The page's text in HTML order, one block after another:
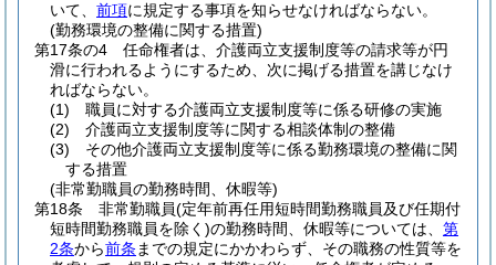
いて、 前項に規定する事項を知らせなければならない。
(勤務環境の整備に関する措置)
第17条の4
任命権者は、介護両立支援制度等の請求等が円
滑に行われるようにするため、次に掲げる措置を講じなけ
ればならない。
(1)
職員に対する介護両立支援制度等に係る研修の実施
(2)
介護両立支援制度等に関する相談体制の整備
(3)
その他介護両立支援制度等に係る勤務環境の整備に関
する措置
(非常勤職員の勤務時間、休暇等)
第18条
非常勤職員(定年前再任用短時間勤務職員及び任期付
短時間勤務職員を除く)の勤務時間、休暇等については、 第
2条から前条 までの規定にかかわらず、その職務の性質等を